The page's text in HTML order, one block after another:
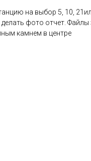
на выбор 5, 10,
фото отчет. Файлы
камнем в центре